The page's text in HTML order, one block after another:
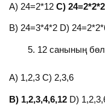
А) 24=2*12С) 24
В) 24=3*4*2 D)
12 санының
А) 1,2,3 С) 2,3,6
В) 1,2,3,4,6,12 D)